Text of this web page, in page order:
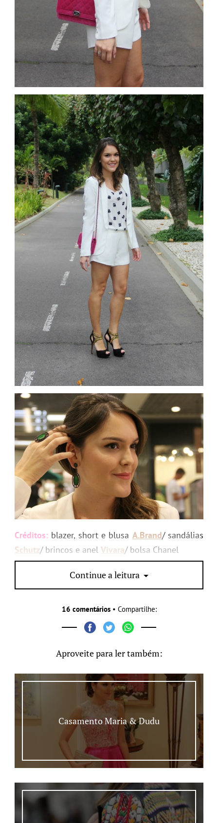
Créditos: blazer, short e blusa A.Brand/ sandálias
Schutz/ brincos e anel Vivara/ bolsa Chanel
o que acharam? Me contem 😉
Continue a leitura
16 comentários• Compartilhe:
Aproveite para ler também:
Casamento Maria & Dudu